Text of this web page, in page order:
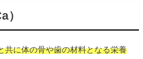
）
共に体の骨や歯の材料となる栄養